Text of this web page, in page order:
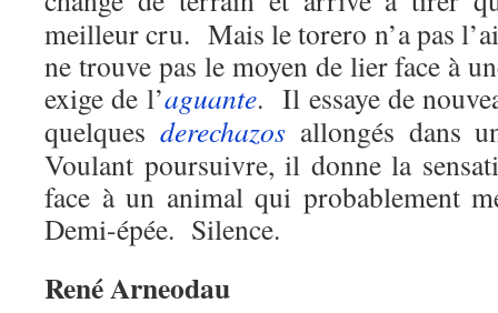
meilleur cru. Mais le torero n’a pas
ne trouve pas le moyen de lier face à
exige de l’aguante. Il essaye de
quelques derechazosallongés dans
Voulant poursuivre, il donne la
face à un animal qui probablement
Demi-épée. Silence.
René Arneodau